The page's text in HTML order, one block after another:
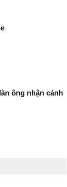
ông nhận cảnh